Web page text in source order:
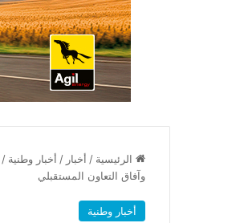
الرئيسية / أخبار / أخبار وطنية /
وآفاق التعاون المستقبلي
أخبار وطنية